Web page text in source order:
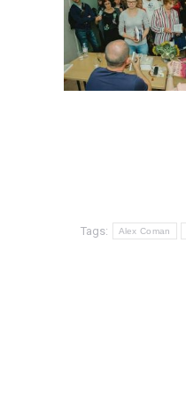
Tags: Alex Coman